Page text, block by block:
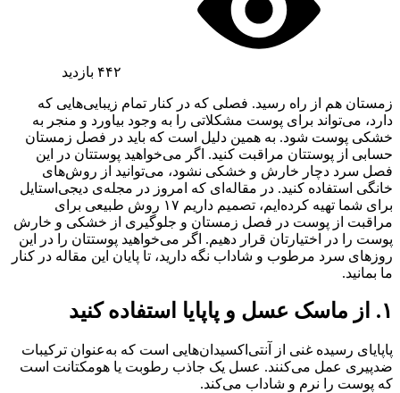
۴۴۲ بازدید
زمستان هم از راه رسید. فصلی که در کنار تمام زیبایی‌هایی که
دارد، می‌تواند برای پوست مشکلاتی را به وجود بیاورد و منجر به
خشکی پوست شود. به همین دلیل است که باید در فصل زمستان
حسابی از پوستتان مراقبت کنید. اگر می‌خواهید پوستتان در این
فصل سرد دچار خارش و خشکی نشود، می‌توانید از روش‌های
خانگی استفاده کنید. در مقاله‌ای که امروز در مجله‌ی دیجی‌استایل
برای شما تهیه کرده‌ایم، تصمیم داریم ۱۷ روش‌ طبیعی برای
مراقبت از پوست در فصل زمستان و جلوگیری از خشکی و خارش
پوست را در اختیارتان قرار دهیم. اگر می‌خواهید پوستتان را در این
روزهای سرد مرطوب و شاداب نگه دارید، تا پایان این مقاله در کنار
ما بمانید.
۱. از ماسک عسل و پاپایا استفاده کنید
پاپایای رسیده غنی از آنتی‌اکسیدان‌هایی است که به‌عنوان ترکیبات
ضدپیری عمل می‌کنند. عسل یک جاذب رطوبت یا هومکتانت است
که پوست را نرم و شاداب می‌کند.